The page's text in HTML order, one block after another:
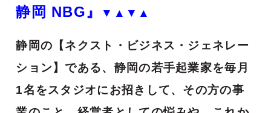
静岡 NBG』 ▼▲▼▲
静岡の【ネクスト・ビジネス・ジェネレー
ション】である、静岡の若手起業家を毎月
1名をスタジオにお招きして、その方の事